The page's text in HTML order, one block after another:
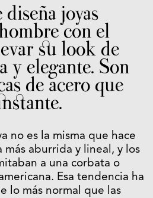
joyas
con el
su look de
y elegante. Son
de acero que
no es la misma que hace
más aburrida y lineal, y los
a una corbata o
Esa tendencia ha
lo más normal que las